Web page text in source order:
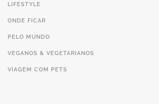
LIFESTYLE
ONDE FICAR
PELO MUNDO
VEGANOS & VEGETARIANOS
VIAGEM COM PETS